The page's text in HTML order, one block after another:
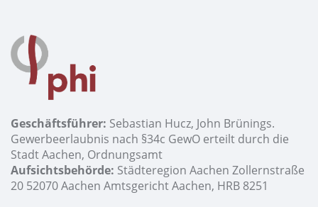
Geschäftsführer: Sebastian Hucz, John Brünings.
Gewerbeerlaubnis nach §34c GewO erteilt durch die
Stadt Aachen, Ordnungsamt
Aufsichtsbehörde: Städteregion Aachen Zollernstraße
20 52070 Aachen Amtsgericht Aachen, HRB 8251